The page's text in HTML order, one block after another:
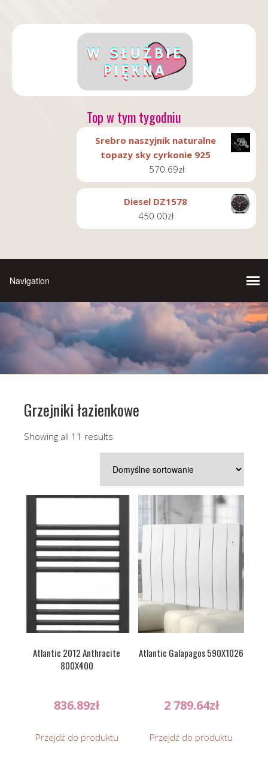
Top w tym tygodniu
Srebro naszyjnik naturalne
topazy sky cyrkonie 925
570.69zł
Diesel DZ1578
450.00zł
Grzejniki łazienkowe
Showing all 11 results
Atlantic 2012 Anthracite
800X400
836.89zł
Przejdź do produktu
Atlantic Galapagos 590X1026
2 789.64zł
Przejdź do produktu